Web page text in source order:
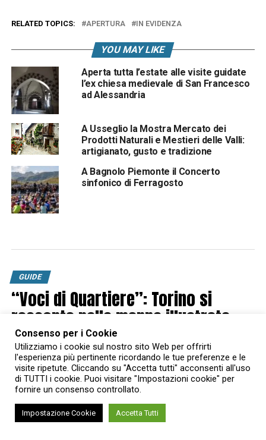
RELATED TOPICS: APERTURA IN EVIDENZA
YOU MAY LIKE
Aperta tutta l’estate alle visite guidate
l’ex chiesa medievale di San Francesco
ad Alessandria
A Usseglio la Mostra Mercato dei
Prodotti Naturali e Mestieri delle Valli:
artigianato, gusto e tradizione
A Bagnolo Piemonte il Concerto
sinfonico di Ferragosto
GUIDE
“Voci di Quartiere”: Torino si
racconta nelle mappe illustrate
esposte sotto i portici di piazza
Palazzo di Città
Le 10 mappe illustrate da dieci artisti torinesi derivanti della
campagna di ascolto “Voci di Quartiere 2025” sono diventate
una mostra temporanea all’aria aperta
Published 6 mesi ago on 25 Gennaio 2026
Consenso per i Cookie
Utilizziamo i cookie sul nostro sito Web per offrirti
l'esperienza più pertinente ricordando le tue preferenze e le
visite ripetute. Cliccando su "Accetta tutti" acconsenti all'uso
di TUTTI i cookie. Puoi visitare "Impostazioni cookie" per
fornire un consenso controllato.
Impostazione Cookie Accetta Tutti